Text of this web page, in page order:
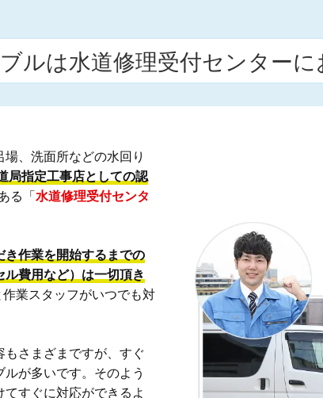
ルは水道修理受付センター
、洗面所などの水回り
局指定工事店としての認
る「水道修理受付センタ
作業を開始するまでの
費用など）は一切頂き
業スタッフがいつでも対
さまざまですが、すぐ
が多いです。そのよう
すぐに対応ができるよ